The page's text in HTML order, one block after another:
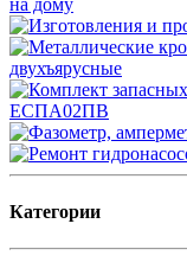
Категории